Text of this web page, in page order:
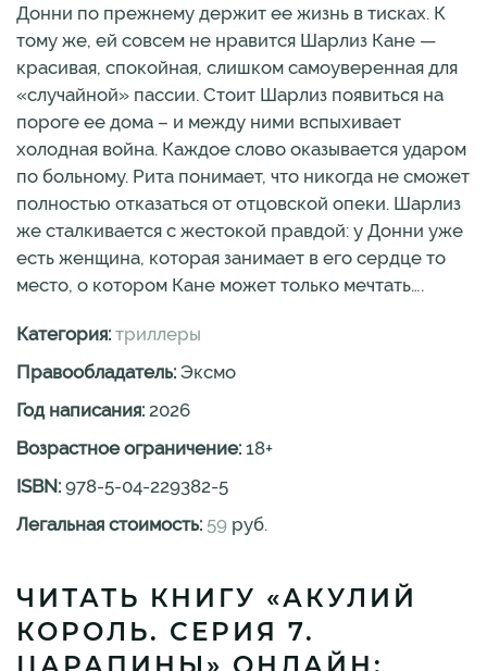
Донни по прежнему держит ее жизнь в тисках. К
тому же, ей совсем не нравится Шарлиз Кане —
красивая, спокойная, слишком самоуверенная для
«случайной» пассии. Стоит Шарлиз появиться на
пороге ее дома – и между ними вспыхивает
холодная война. Каждое слово оказывается ударом
по больному. Рита понимает, что никогда не сможет
полностью отказаться от отцовской опеки. Шарлиз
же сталкивается с жестокой правдой: у Донни уже
есть женщина, которая занимает в его сердце то
место, о котором Кане может только мечтать….
Категория: триллеры
Правообладатель: Эксмо
Год написания: 2026
Возрастное ограничение: 18+
ISBN: 978-5-04-229382-5
Легальная стоимость: 59 руб.
ЧИТАТЬ КНИГУ «АКУЛИЙ
КОРОЛЬ. СЕРИЯ 7.